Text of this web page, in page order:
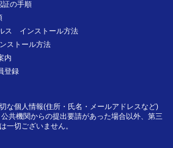
証の手順
ス インストール方法
ストール方法
内
登録
な個人情報(住所・氏名・メールアドレスなど)
共機関からの提出要請があった場合以外、第三
一切ございません。